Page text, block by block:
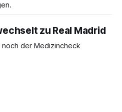
zu Real Madrid
der Medizincheck